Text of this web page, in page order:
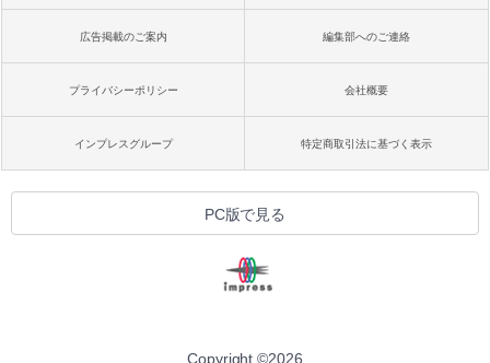
広告掲載のご案内 編集部へのご連絡
プライバシーポリシー 会社概要
インプレスグループ 特定商取引法に基づく表示
PC版で見る
Copyright ©2026